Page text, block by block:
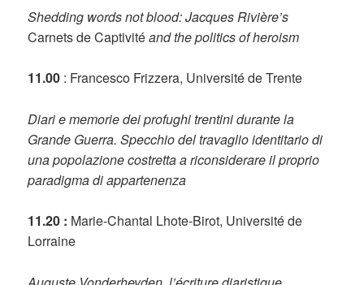
Shedding words not blood: Jacques Rivière’s
Carnets de Captivitéand the politics of heroism
11.00 : Francesco Frizzera, Université de Trente
Diari e memorie dei profughi trentini durante la
Grande Guerra. Specchio del travaglio identitario di
una popolazione costretta a riconsiderare il proprio
paradigma di appartenenza
11.20 : Marie-Chantal Lhote-Birot, Université de
Lorraine